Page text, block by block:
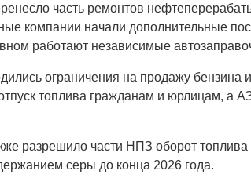
часть ремонтов
компании начали дополнительные
работают независимые
ограничения на продажу бензина
топлива гражданам и юрлицам, а
разрешило части НПЗ оборот
серы до конца 2026 года.